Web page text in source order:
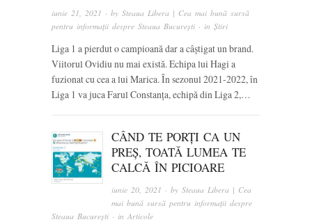
iunie 21, 2021 · by Steaua Libera | Cea mai bună sursă
pentru informații despre Steaua București · in Știri
Liga 1 a pierdut o campioană dar a câștigat un brand.
Viitorul Ovidiu nu mai există. Echipa lui Hagi a
fuzionat cu cea a lui Marica. În sezonul 2021-2022, în
Liga 1 va juca Farul Constanța, echipă din Liga 2,…
CÂND TE PORȚI CA UN
PREȘ, TOATĂ LUMEA TE
CALCĂ ÎN PICIOARE
iunie 20, 2021 · bySteaua Libera | Cea
mai bună sursă pentru informații despre
Steaua București · in Articole